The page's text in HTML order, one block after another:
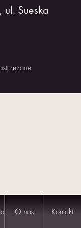
O nas Kontakt
Sueska